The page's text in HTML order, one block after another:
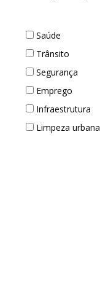
Saúde
Trânsito
Segurança
Emprego
Infraestrutura
Limpeza urbana